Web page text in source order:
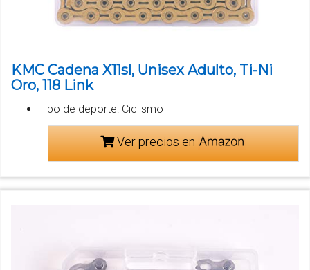
KMC Cadena X11sl, Unisex Adulto, Ti-Ni
Oro, 118 Link
Tipo de deporte: Ciclismo
Ver precios en